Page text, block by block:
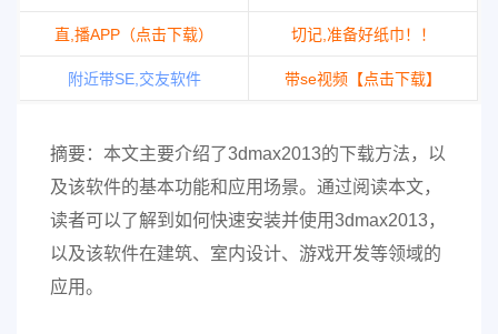
直,播APP（点击下载） 切记,准备好纸巾！！
附近带SE,交友软件 带se视频【点击下载】
摘要：本文主要介绍了3dmax2013的下载方法，以
及该软件的基本功能和应用场景。通过阅读本文，
读者可以了解到如何快速安装并使用3dmax2013，
以及该软件在建筑、室内设计、游戏开发等领域的
应用。